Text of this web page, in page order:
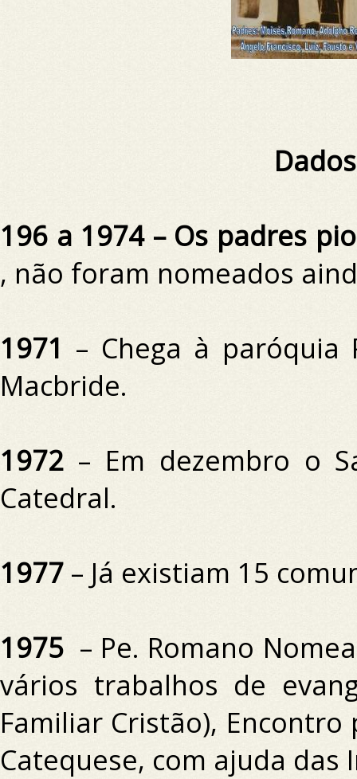
196 a 1974 – Os padres
, não foram nomeados
1971 – Chega à paróquia
Macbride.
1972 – Em dezembro o
Catedral.
1977 – Já existiam 15
1975 – Pe. Romano
vários trabalhos de
Familiar Cristão),
Catequese, com ajuda das